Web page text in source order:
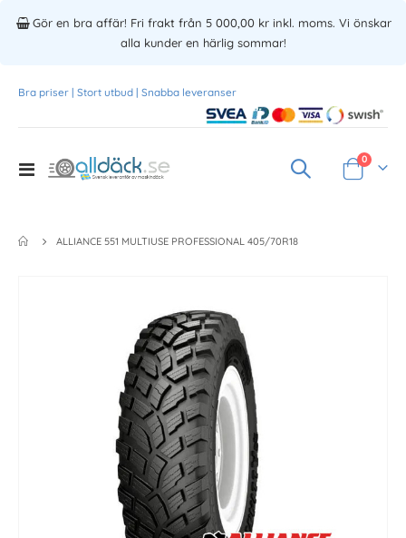
Gör en bra affär! Fri frakt från 5 000,00 kr inkl. moms. Vi önskar
alla kunder en härlig sommar!
Bra priser | Stort utbud | Snabba leveranser
Toggle
Varukorg
0
ALLIANCE 551 MULTIUSE PROFESSIONAL 405/70R18